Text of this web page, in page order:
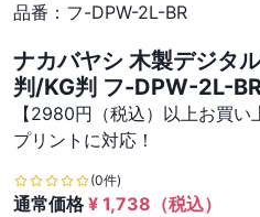
品番： フ-DPW-2L-BR
ナカバヤシ 木製デジタ
判/KG判 フ-DPW-2L-
【2980円（税込）以上お買
プリントに対応！
(0件)
通常価格¥ 1,738 （税込）